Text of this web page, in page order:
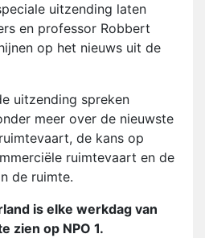
uitzending laten
en professor Robbert
op het nieuws uit de
uitzending spreken
meer over de nieuwste
de kans op
ruimtevaart en de
de ruimte.
is elke werkdag van
zien op NPO 1.